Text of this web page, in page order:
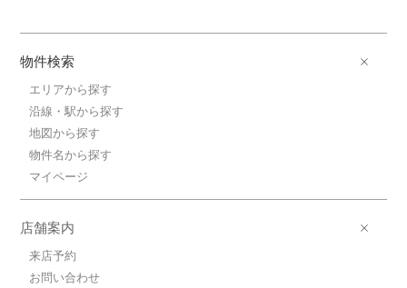
物件検索
エリアから探す
沿線・駅から探す
地図から探す
物件名から探す
マイページ
店舗案内
来店予約
お問い合わせ